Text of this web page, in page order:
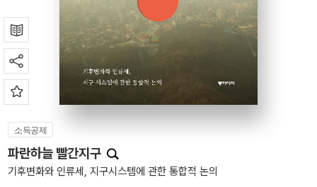
소득공제
파란하늘 빨간지구
기후변화와 인류세, 지구시스템에 관한 통합적 논의